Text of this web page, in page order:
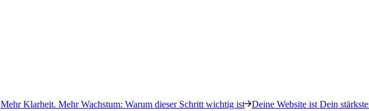
Mehr Klarheit. Mehr Wachstum: Warum dieser Schritt wichtig ist
Deine Website ist Dein